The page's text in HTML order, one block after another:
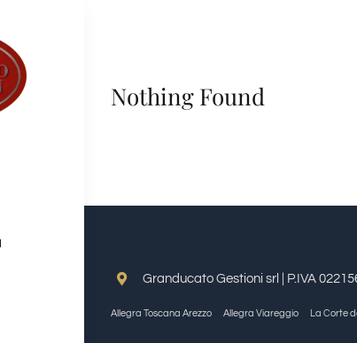
Nothing Found
Granducato Gestioni srl | P.IVA
Allegra Toscana Arezzo Allegra Viareggio La Corte